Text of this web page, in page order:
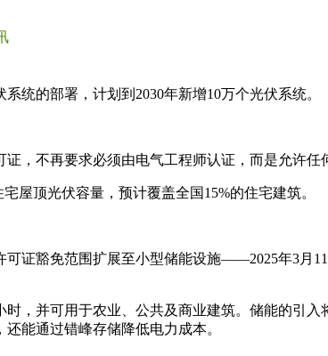
统的部署，计划到2030年新增10万个光伏系统。
，不再要求必须由电气工程师认证，而是允许任
屋顶光伏容量，预计覆盖全国15%的住宅建筑。
证豁免范围扩展至小型储能设施——2025年3月
，并可用于农业、公共及商业建筑。储能的引
能通过错峰存储降低电力成本。